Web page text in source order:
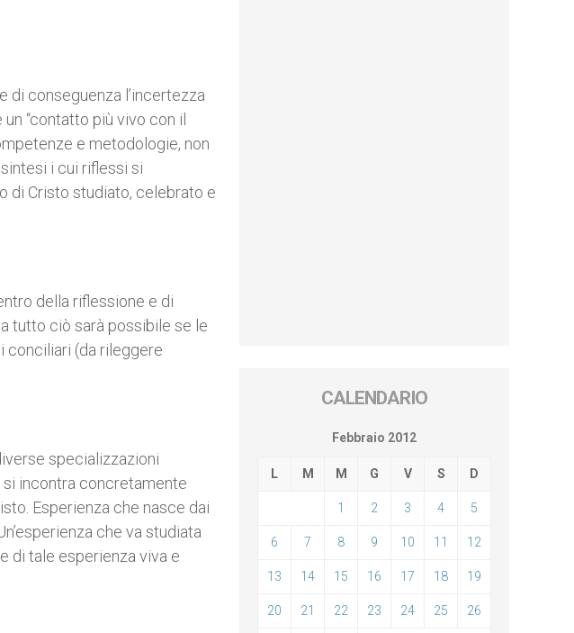
di conseguenza l’incertezza
“contatto più vivo con il
e metodologie, non
i cui riflessi si
di Cristo studiato, celebrato e
della riflessione e di
tutto ciò sarà possibile se le
conciliari (da rileggere
specializzazioni
incontra concretamente
Esperienza che nasce dai
che va studiata
di tale esperienza viva e
CALENDARIO
Febbraio 2012
L M M G V S D
1 2 3 4 5
6 7 8 9 10 11 12
13 14 15 16 17 18 19
20 21 22 23 24 25 26